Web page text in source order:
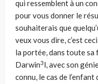
qui ressemblent à un
pour vous donner le
souhaiterais que
veux vous dire, c’est
la portée, dans toute sa
Darwin3l, avec son
connu, le cas de